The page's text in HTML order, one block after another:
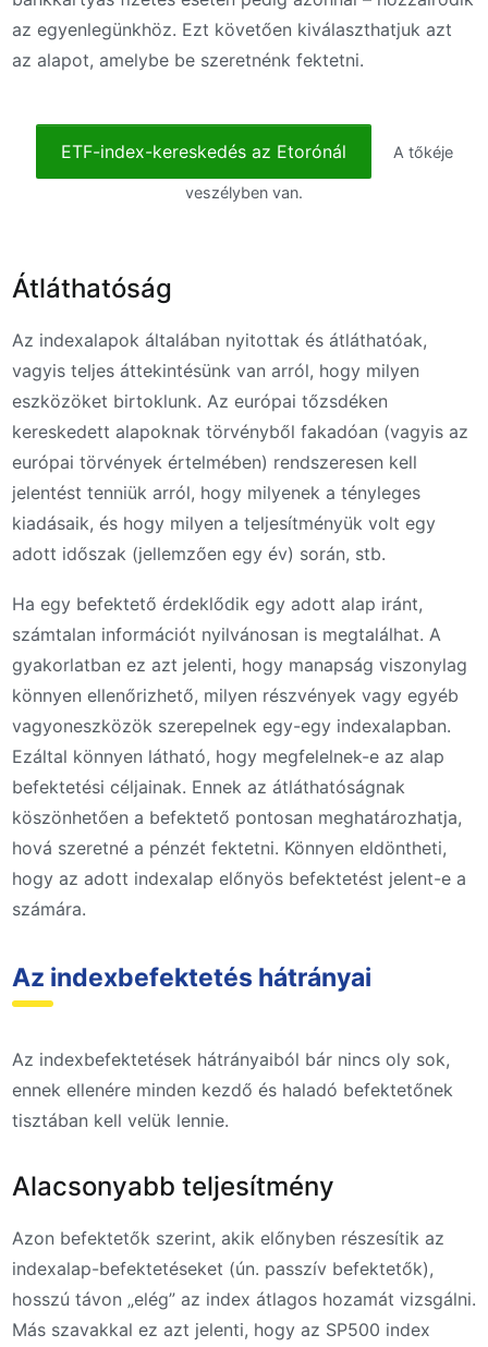
az egyenlegünkhöz. Ezt követően kiválaszthatjuk azt
az alapot, amelybe be szeretnénk fektetni.
ETF-index-kereskedés az Etorónál A tőkéje
veszélyben van.
Átláthatóság
Az indexalapok általában nyitottak és átláthatóak,
vagyis teljes áttekintésünk van arról, hogy milyen
eszközöket birtoklunk. Az európai tőzsdéken
kereskedett alapoknak törvényből fakadóan (vagyis az
európai törvények értelmében) rendszeresen kell
jelentést tenniük arról, hogy milyenek a tényleges
kiadásaik, és hogy milyen a teljesítményük volt egy
adott időszak (jellemzően egy év) során, stb.
Ha egy befektető érdeklődik egy adott alap iránt,
számtalan információt nyilvánosan is megtalálhat. A
gyakorlatban ez azt jelenti, hogy manapság viszonylag
könnyen ellenőrizhető, milyen részvények vagy egyéb
vagyoneszközök szerepelnek egy-egy indexalapban.
Ezáltal könnyen látható, hogy megfelelnek-e az alap
befektetési céljainak. Ennek az átláthatóságnak
köszönhetően a befektető pontosan meghatározhatja,
hová szeretné a pénzét fektetni. Könnyen eldöntheti,
hogy az adott indexalap előnyös befektetést jelent-e a
számára.
Az indexbefektetés hátrányai
Az indexbefektetések hátrányaiból bár nincs oly sok,
ennek ellenére minden kezdő és haladó befektetőnek
tisztában kell velük lennie.
Alacsonyabb teljesítmény
Azon befektetők szerint, akik előnyben részesítik az
indexalap-befektetéseket (ún. passzív befektetők),
hosszú távon „elég” az index átlagos hozamát vizsgálni.
Más szavakkal ez azt jelenti, hogy az SP500 index